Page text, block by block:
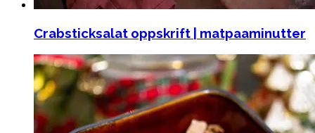
Crabsticksalat oppskrift | matpaaminutter